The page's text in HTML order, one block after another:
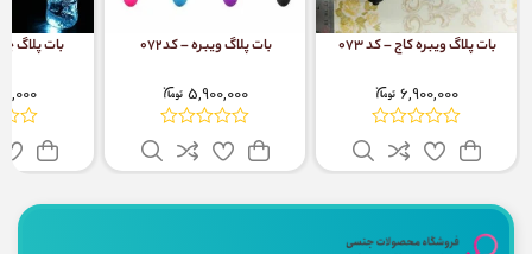
بات پلاگ ویبره کاج – کد 073
6,900,000
بات پلاگ ویبره – کد072
5,900,000
بات پلاگ